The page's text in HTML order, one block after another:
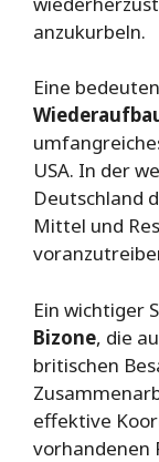
anzukurbeln.
Eine
USA. In der
Deutschland
Mittel und
Ein wichtiger
Bizone, die
britischen
effektive
vorhandenen